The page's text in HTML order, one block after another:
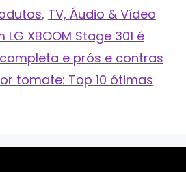
, TV, Áudio & Vídeo
XBOOM Stage 301 é
e prós e contras
tomate: Top 10 ótimas